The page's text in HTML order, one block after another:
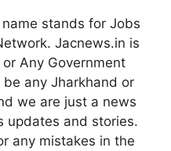
stands for Jobs
Jacnews.in is
Any Government
any Jharkhand or
we are just a news
updates and stories.
any mistakes in the